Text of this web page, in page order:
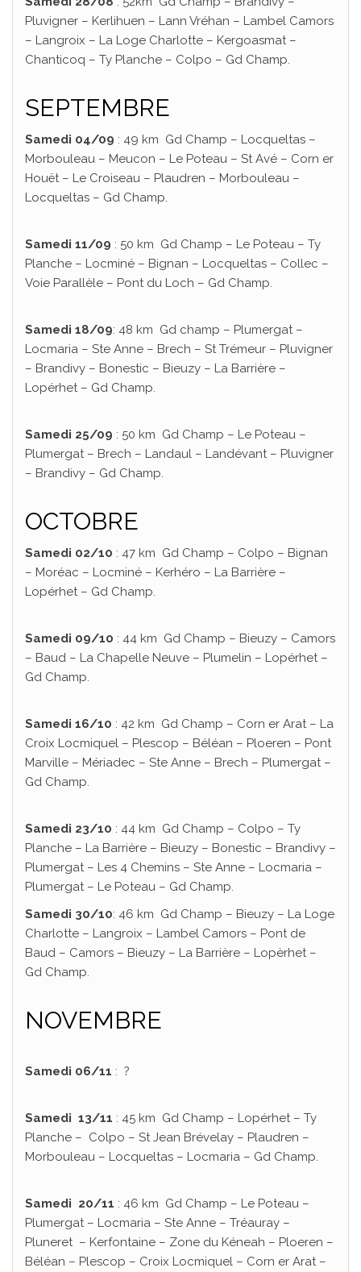
Pluvigner – Kerlihuen – Lann Vréhan – Lambel Camors
– Langroix – La Loge Charlotte – Kergoasmat –
Chanticoq – Ty Planche – Colpo – Gd Champ.
SEPTEMBRE
Samedi 04/09 : 49 km Gd Champ – Locqueltas –
Morbouleau – Meucon – Le Poteau – St Avé – Corn er
Houët – Le Croiseau – Plaudren – Morbouleau –
Locqueltas – Gd Champ.
Samedi 11/09 : 50 km Gd Champ – Le Poteau – Ty
Planche – Locminé – Bignan – Locqueltas – Collec –
Voie Parallèle – Pont du Loch – Gd Champ.
Samedi 18/09: 48 km Gd champ – Plumergat –
Locmaria – Ste Anne – Brech – St Trémeur – Pluvigner
– Brandivy – Bonestic – Bieuzy – La Barrière –
Lopérhet – Gd Champ.
Samedi 25/09 : 50 km Gd Champ – Le Poteau –
Plumergat – Brech – Landaul – Landévant – Pluvigner
– Brandivy – Gd Champ.
OCTOBRE
Samedi 02/10 : 47 km Gd Champ – Colpo – Bignan
– Moréac – Locminé – Kerhéro – La Barrière –
Lopérhet – Gd Champ.
Samedi 09/10 : 44 km Gd Champ – Bieuzy – Camors
– Baud – La Chapelle Neuve – Plumelin – Lopérhet –
Gd Champ.
Samedi 16/10 : 42 km Gd Champ – Corn er Arat – La
Croix Locmiquel – Plescop – Béléan – Ploeren – Pont
Marville – Mériadec – Ste Anne – Brech – Plumergat –
Gd Champ.
Samedi 23/10 : 44 km Gd Champ – Colpo – Ty
Planche – La Barrière – Bieuzy – Bonestic – Brandivy –
Plumergat – Les 4 Chemins – Ste Anne – Locmaria –
Plumergat – Le Poteau – Gd Champ.
Samedi 30/10: 46 km Gd Champ – Bieuzy – La Loge
Charlotte – Langroix – Lambel Camors – Pont de
Baud – Camors – Bieuzy – La Barrière – Lopèrhet –
Gd Champ.
NOVEMBRE
Samedi 06/11 : ?
Samedi 13/11 : 45 km Gd Champ – Lopérhet – Ty
Planche – Colpo – St Jean Brévelay – Plaudren –
Morbouleau – Locqueltas – Locmaria – Gd Champ.
Samedi 20/11 : 46 km Gd Champ – Le Poteau –
Plumergat – Locmaria – Ste Anne – Tréauray –
Pluneret – Kerfontaine – Zone du Kéneah – Ploeren –
Béléan – Plescop – Croix Locmiquel – Corn er Arat –